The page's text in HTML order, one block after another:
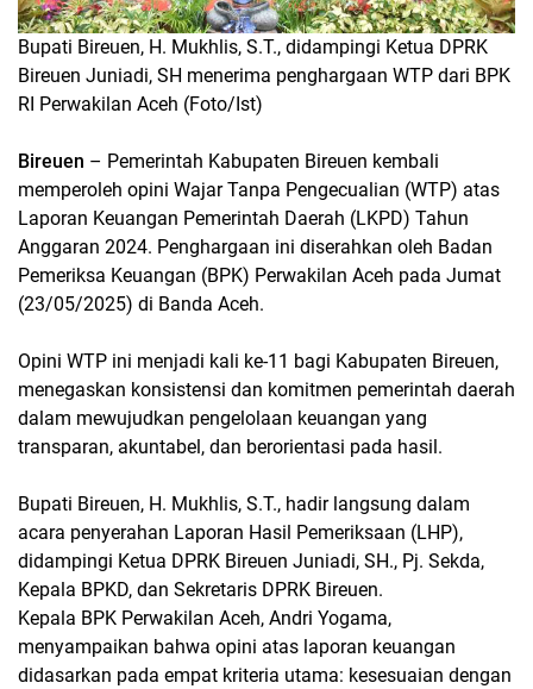
Bupati Bireuen, H. Mukhlis, S.T., didampingi Ketua DPRK
Bireuen Juniadi, SH menerima penghargaan WTP dari BPK
RI Perwakilan Aceh (Foto/Ist)
Bireuen – Pemerintah Kabupaten Bireuen kembali
memperoleh opini Wajar Tanpa Pengecualian (WTP) atas
Laporan Keuangan Pemerintah Daerah (LKPD) Tahun
Anggaran 2024. Penghargaan ini diserahkan oleh Badan
Pemeriksa Keuangan (BPK) Perwakilan Aceh pada Jumat
(23/05/2025) di Banda Aceh.
Opini WTP ini menjadi kali ke-11 bagi Kabupaten Bireuen,
menegaskan konsistensi dan komitmen pemerintah daerah
dalam mewujudkan pengelolaan keuangan yang
transparan, akuntabel, dan berorientasi pada hasil.
Bupati Bireuen, H. Mukhlis, S.T., hadir langsung dalam
acara penyerahan Laporan Hasil Pemeriksaan (LHP),
didampingi Ketua DPRK Bireuen Juniadi, SH., Pj. Sekda,
Kepala BPKD, dan Sekretaris DPRK Bireuen.
Kepala BPK Perwakilan Aceh, Andri Yogama,
menyampaikan bahwa opini atas laporan keuangan
didasarkan pada empat kriteria utama: kesesuaian dengan